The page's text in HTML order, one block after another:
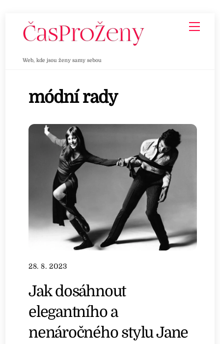
Web, kde jsou ženy samy sebou
módní rady
28. 8. 2023
Jak dosáhnout
elegantního a
nenáročného stylu Jane